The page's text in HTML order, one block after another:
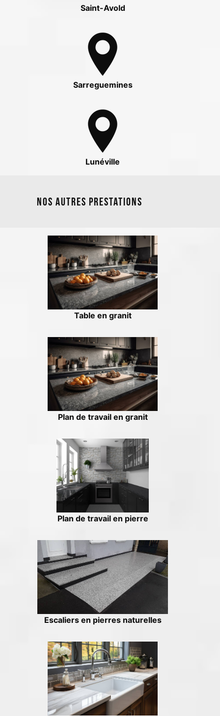
Saint-Avold
Sarreguemines
Lunéville
Nos autres prestations
Table en granit
Plan de travail en granit
Plan de travail en pierre
Escaliers en pierres naturelles